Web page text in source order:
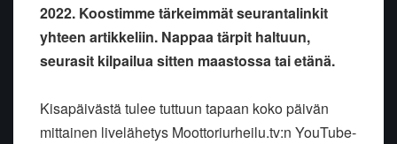
2022. Koostimme tärkeimmät seurantalinkit
yhteen artikkeliin. Nappaa tärpit haltuun,
seurasit kilpailua sitten maastossa tai etänä.
Kisapäivästä tulee tuttuun tapaan koko päivän
mittainen livelähetys Moottoriurheilu.tv:n YouTube-